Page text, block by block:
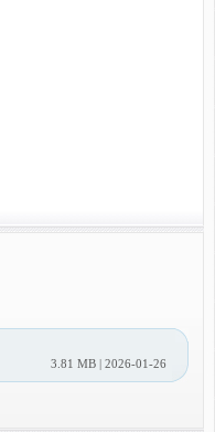
3.81 MB | 2026-01-26